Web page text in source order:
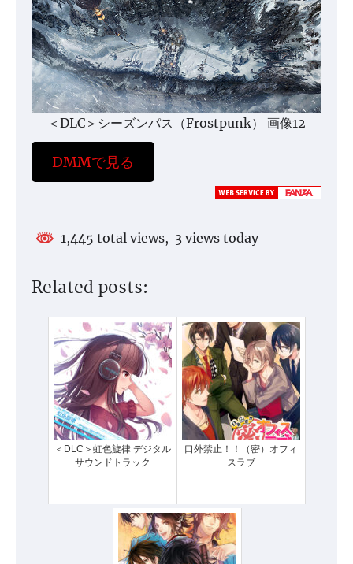
＜DLC＞シーズンパス（Frostpunk） 画像12
DMMで見る
1,445 total views, 3 views today
Related posts:
＜DLC＞虹色旋律 デジタル
サウンドトラック
口外禁止！！（密）オフィ
スラブ